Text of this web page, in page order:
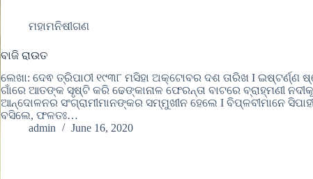
ମହାମନିଷୀଗଣ
ବାଜି ରାଉତ
ଲେଖା: ଦେଵ ତ୍ରିପାଠୀ ୧୯୩୮ ମସିହା ଅକ୍ଟୋବର ଦଶ ତାରିଖ I
ଗାଁରେ ଆତଙ୍କ ସୃଷ୍ଟି କରି ଢେଙ୍କାନାଳ ଫେରନ୍ତା ବାଟରେ ବ୍ରାହ୍ମଣୀ
ଆନ୍ଦୋଳନର ସଂଗ୍ରାମୀମାନଙ୍କର ସମ୍ମୁଖୀନ ହେଲେ I ବିପ୍ଳବୀମାନେ
ବସିଲେ, ଫଳତଃ…
admin
June 16, 2020